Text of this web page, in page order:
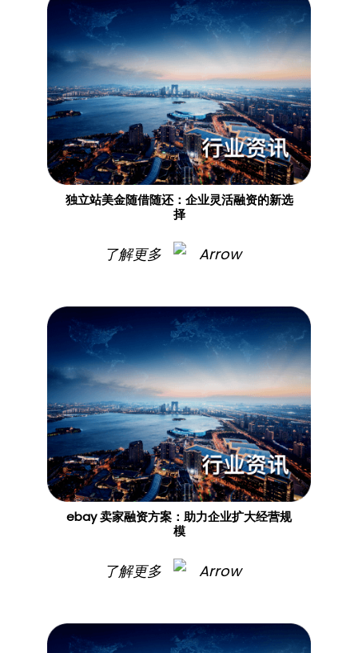
独立站美金随借随还：企业灵活融资的新选
择
了解更多
ebay 卖家融资方案：助力企业扩大经营规
模
了解更多